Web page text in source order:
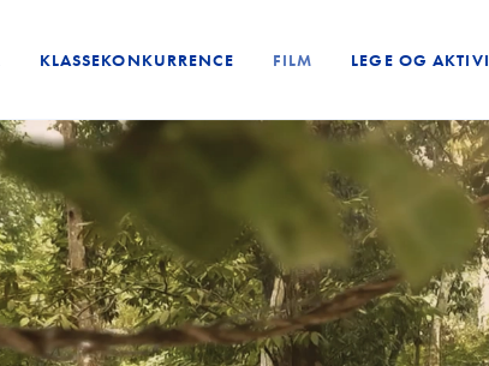
KLASSEKONKURRENCE FILM LEGE OG